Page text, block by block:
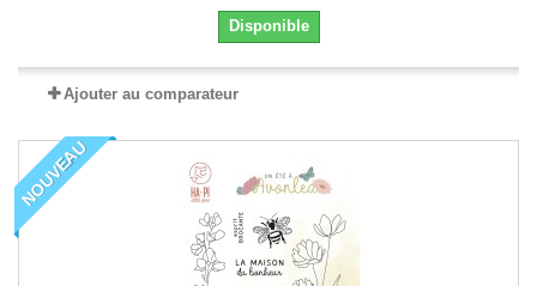
Disponible
Ajouter au comparateur
NOUVEAU